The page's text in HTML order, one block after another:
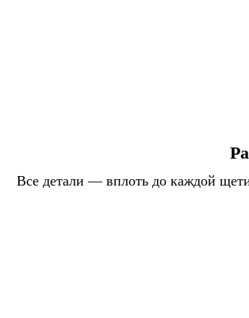
Все детали — вплоть до каждой